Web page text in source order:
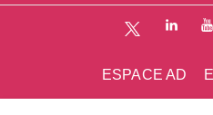
ESPACE AD